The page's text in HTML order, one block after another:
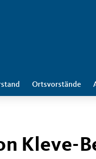
Ortsvorstände
Kleve-